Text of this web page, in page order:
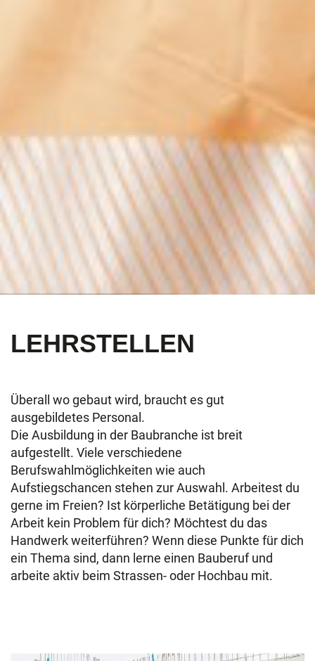
LEHRSTELLEN
Überall wo gebaut wird, braucht es gut
ausgebildetes Personal.
Die Ausbildung in der Baubranche ist breit
aufgestellt. Viele verschiedene
Berufswahlmöglichkeiten wie auch
Aufstiegschancen stehen zur Auswahl. Arbeitest du
gerne im Freien? Ist körperliche Betätigung bei der
Arbeit kein Problem für dich? Möchtest du das
Handwerk weiterführen? Wenn diese Punkte für dich
ein Thema sind, dann lerne einen Bauberuf und
arbeite aktiv beim Strassen- oder Hochbau mit.